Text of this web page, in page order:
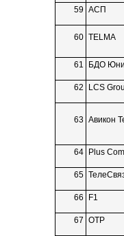
59 АСП
60 TELMA
61 БДО
62 LCS
63 Авикон
64 Plus
65
66 F1
67 ОТР